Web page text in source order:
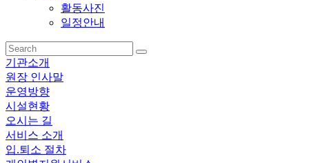
활동사진
일정안내
기관소개
원장 인사말
운영방향
시설현황
오시는 길
서비스 소개
입.퇴소 절차